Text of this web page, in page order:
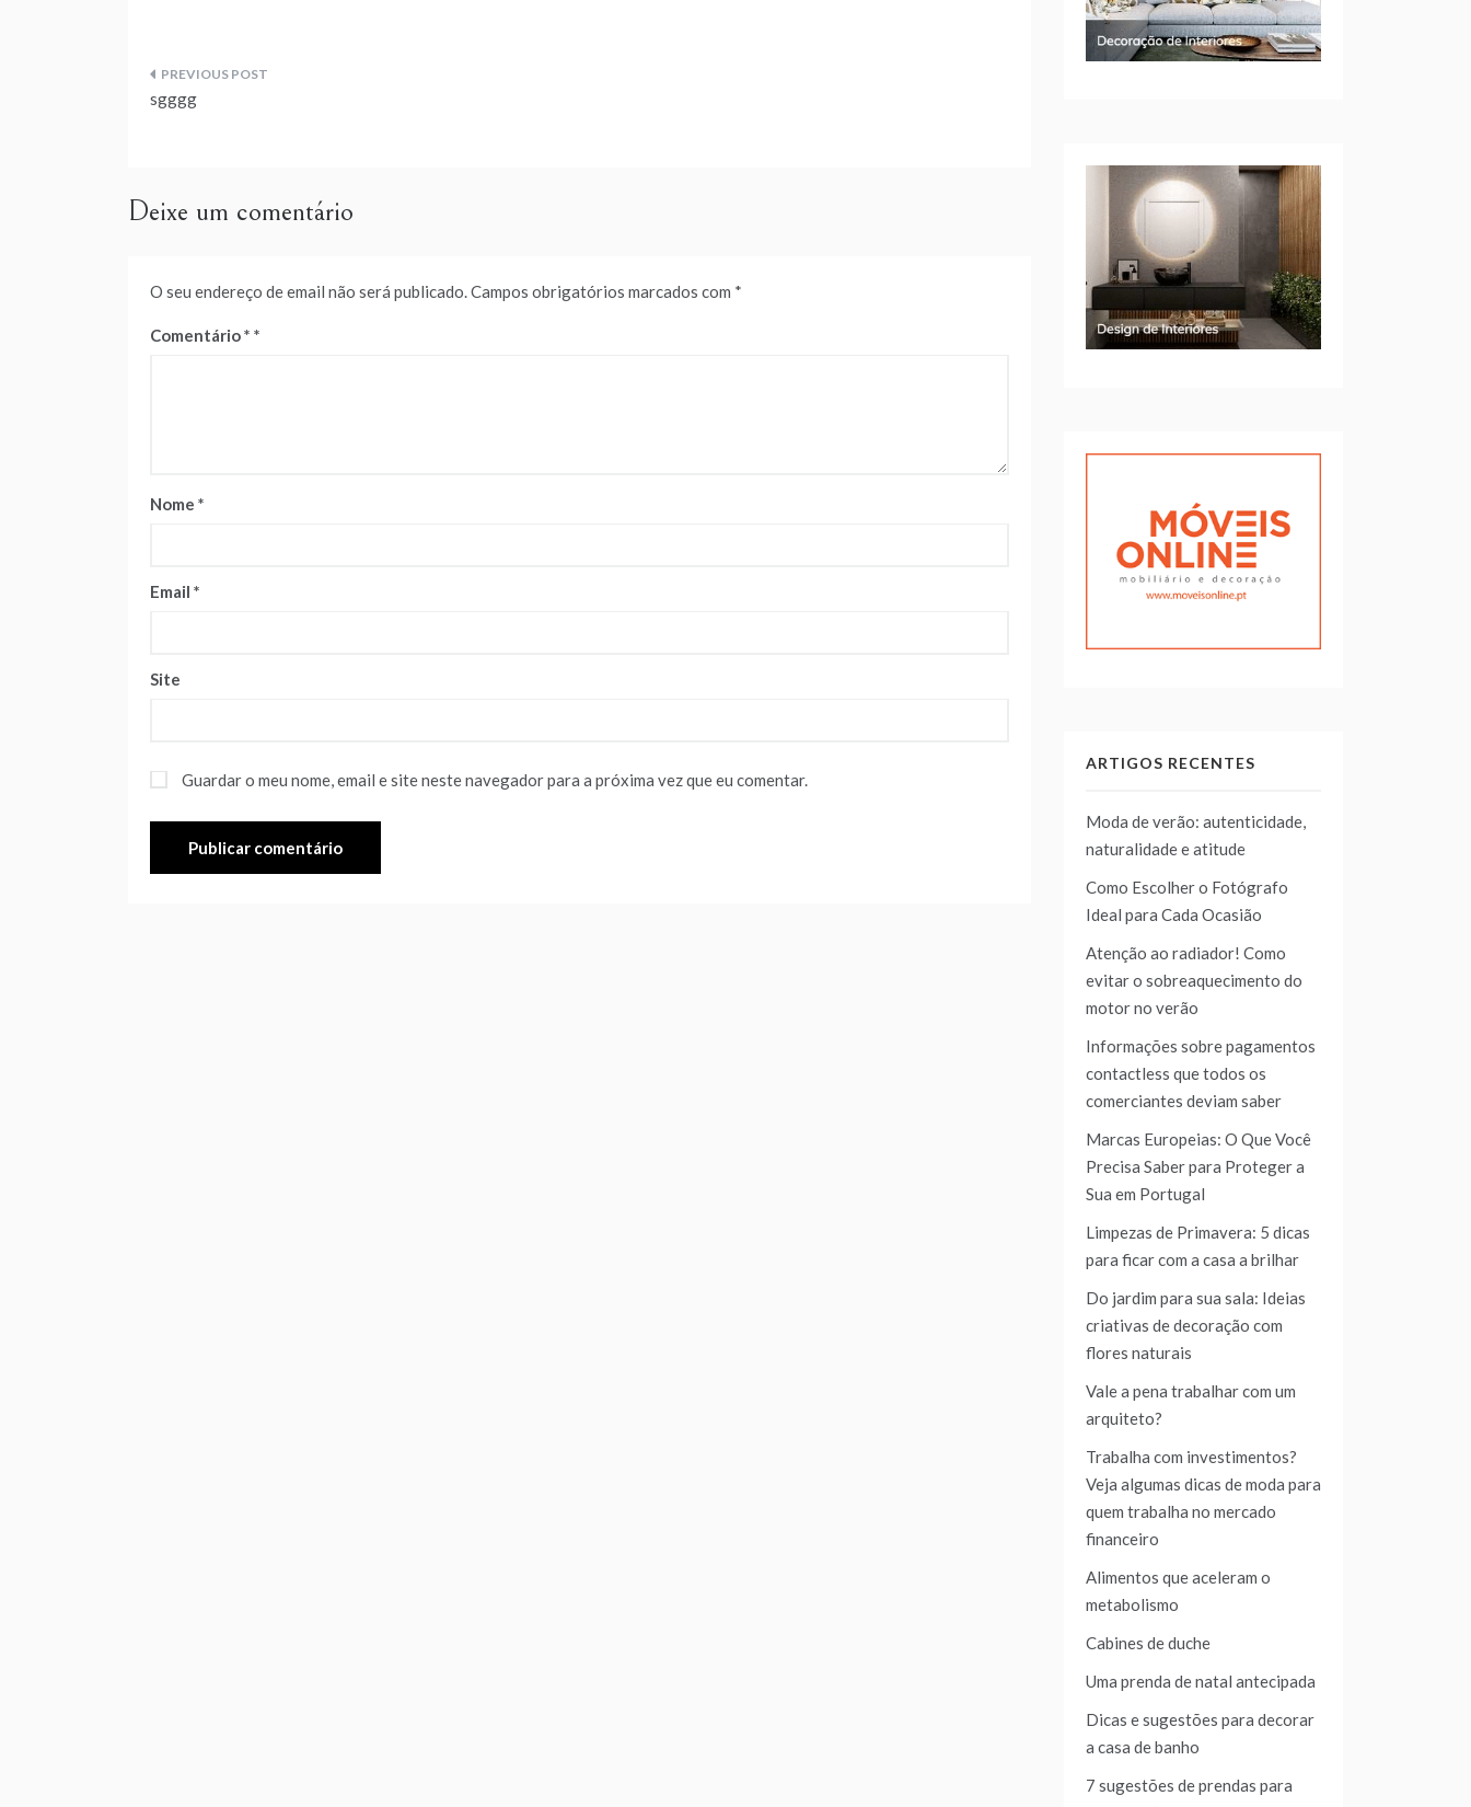
Navegação
sgggg
Deixe um comentário
O seu endereço de email não será publicado.Campos obrigatórios marcados com *
Comentário*
Nome *
Email *
Site
Guardar o meu nome, email e site neste navegador para a próxima vez que eu comentar.
ARTIGOS RECENTES
Moda de verão: autenticidade,
naturalidade e atitude
Como Escolher o Fotógrafo
Ideal para Cada Ocasião
Atenção ao radiador! Como
evitar o sobreaquecimento do
motor no verão
Informações sobre pagamentos
contactless que todos os
comerciantes deviam saber
Marcas Europeias: O Que Você
Precisa Saber para Proteger a
Sua em Portugal
Limpezas de Primavera: 5 dicas
para ficar com a casa a brilhar
Do jardim para sua sala: Ideias
criativas de decoração com
flores naturais
Vale a pena trabalhar com um
arquiteto?
Trabalha com investimentos?
Veja algumas dicas de moda para
quem trabalha no mercado
financeiro
Alimentos que aceleram o
metabolismo
Cabines de duche
Uma prenda de natal antecipada
Dicas e sugestões para decorar
a casa de banho
7 sugestões de prendas para